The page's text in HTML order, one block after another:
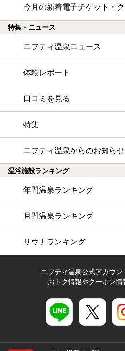
今月の新着電子チケット・
特集・ニュース
ニフティ温泉ニュース
体験レポート
口コミを見る
特集
ニフティ温泉からのお知らせ
温浴施設ランキング
年間温泉ランキング
月間温泉ランキング
サウナランキング
ニフティ温泉公式アカウン
おトク情報やクーポン情